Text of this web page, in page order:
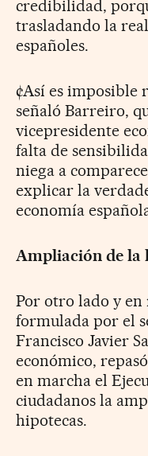
credibilidad,
trasladando la
españoles.
¢Así es imposible
señaló Barreiro,
vicepresidente
falta de
niega a
explicar la
economía
Ampliación de la
Por otro lado y en
formulada por el
Francisco Javier
económico,
en marcha el
ciudadanos la
hipotecas.